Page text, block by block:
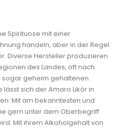
Spirituose mit einer
handeln, aber in der Regel
Diverse Hersteller produzieren
des Landes, oft nach
geheim gehaltenen
sich der Amaro Likör in
Mit am bekanntesten und
gern unter dem Oberbegriff
Mit ihrem Alkoholgehalt von